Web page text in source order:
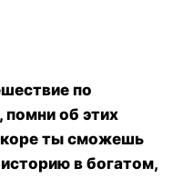
по
об этих
ты сможешь
в богатом,